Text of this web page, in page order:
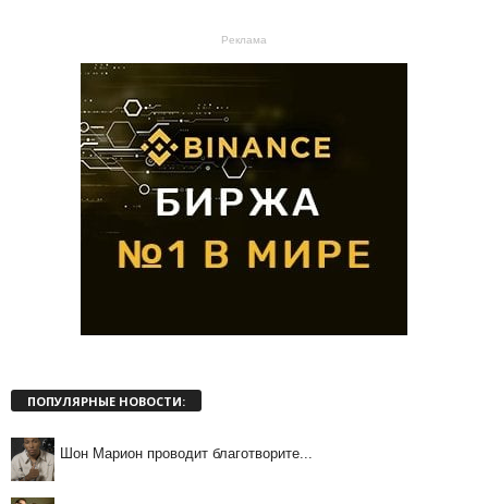
Реклама
ПОПУЛЯРНЫЕ НОВОСТИ:
Шон Марион проводит благотворите...